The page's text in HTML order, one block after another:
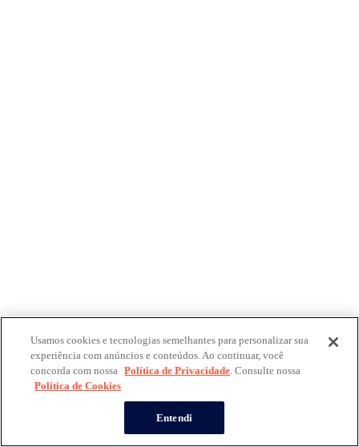
Usamos cookies e tecnologias semelhantes para personalizar sua
experiência com anúncios e conteúdos. Ao continuar, você
concorda com nossa Política de Privacidade. Consulte nossa
Política de Cookies
Entendi